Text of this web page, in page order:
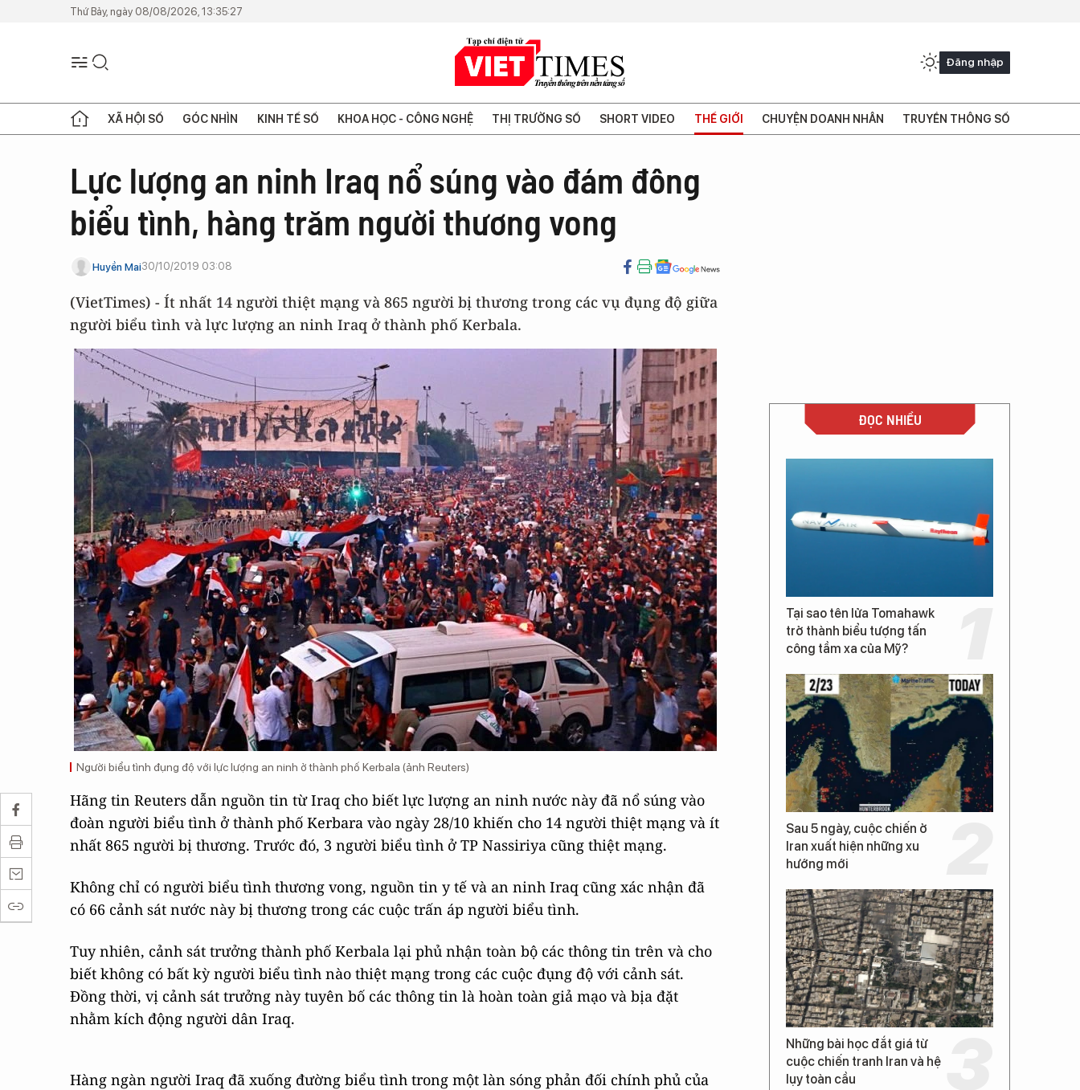
Thứ Bảy, ngày 08/08/2026, 13:35:27
Đăng nhập
XÃ HỘI SỐ GÓC NHÌN KINH TẾ SỐ KHOA HỌC - CÔNG NGHỆ THỊ TRƯỜNG SỐ SHORT VIDEO THẾ GIỚI CHUYỆN DOANH NHÂN TRUYỀN THÔNG SỐ
Lực lượng an ninh Iraq nổ súng vào đám đông
biểu tình, hàng trăm người thương vong
Huyền Mai30/10/2019 03:08
(VietTimes) - Ít nhất 14 người thiệt mạng và 865 người bị thương trong các vụ đụng độ giữa
người biểu tình và lực lượng an ninh Iraq ở thành phố Kerbala.
Người biểu tình đụng độ với lực lượng an ninh ở thành phố Kerbala (ảnh Reuters)
Hãng tin Reuters dẫn nguồn tin từ Iraq cho biết lực lượng an ninh nước này đã nổ súng vào
đoàn người biểu tình ở thành phố Kerbara vào ngày 28/10 khiến cho 14 người thiệt mạng và ít
nhất 865 người bị thương. Trước đó, 3 người biểu tình ở TP Nassiriya cũng thiệt mạng.
Không chỉ có người biểu tình thương vong, nguồn tin y tế và an ninh Iraq cũng xác nhận đã
có 66 cảnh sát nước này bị thương trong các cuộc trấn áp người biểu tình.
Tuy nhiên, cảnh sát trưởng thành phố Kerbala lại phủ nhận toàn bộ các thông tin trên và cho
biết không có bất kỳ người biểu tình nào thiệt mạng trong các cuộc đụng độ với cảnh sát.
Đồng thời, vị cảnh sát trưởng này tuyên bố các thông tin là hoàn toàn giả mạo và bịa đặt
nhằm kích động người dân Iraq.
Hàng ngàn người Iraq đã xuống đường biểu tình trong một làn sóng phản đối chính phủ của
ĐỌC NHIỀU
Tại sao tên lửa Tomahawk
trở thành biểu tượng tấn
công tầm xa của Mỹ?
Sau 5 ngày, cuộc chiến ở
Iran xuất hiện những xu
hướng mới
Những bài học đắt giá từ
cuộc chiến tranh Iran và hệ
lụy toàn cầu